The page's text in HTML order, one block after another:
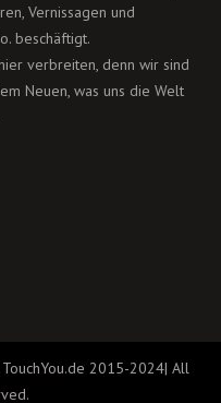
Vernissagen und
beschäftigt.
verbreiten, denn wir sind
Neuen, was uns die Welt
2015-2024| All